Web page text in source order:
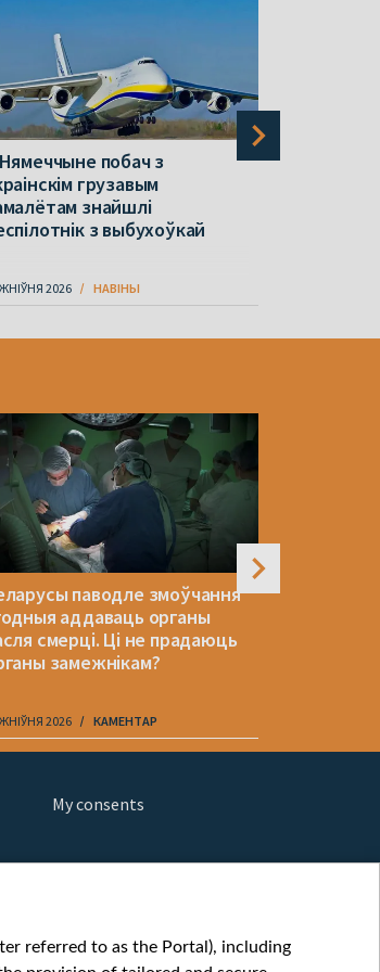
побач з
грузавым
знайшлі
з выбухоўкай
2026 НАВІНЫ
паводле змоўчання
аддаваць органы
смерці. Ці не прадаюць
замежнікам?
2026 КАМЕНТАР
My consents
referred to as the Portal), including